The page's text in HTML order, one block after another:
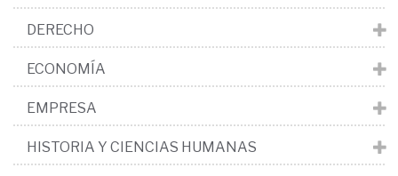
DERECHO
ECONOMÍA
EMPRESA
HISTORIA Y CIENCIAS HUMANAS